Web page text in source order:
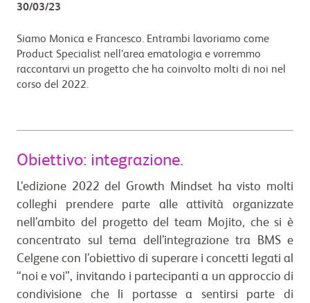
rispetto
della
natura
-
Myers
Squibb
30/03/23
Siamo Monica e Francesco. Entrambi lavoriamo come
Product Specialist nell’area ematologia e vorremmo
raccontarvi un progetto che ha coinvolto molti di noi nel
corso del 2022.
Obiettivo: integrazione.
L’edizione 2022 del Growth Mindset ha visto molti
colleghi prendere parte alle attività organizzate
nell’ambito del progetto del team Mojito, che si è
concentrato sul tema dell’integrazione tra BMS e
Celgene con l’obiettivo di superare i concetti legati al
“noi e voi”, invitando i partecipanti a un approccio di
condivisione che li portasse a sentirsi parte di